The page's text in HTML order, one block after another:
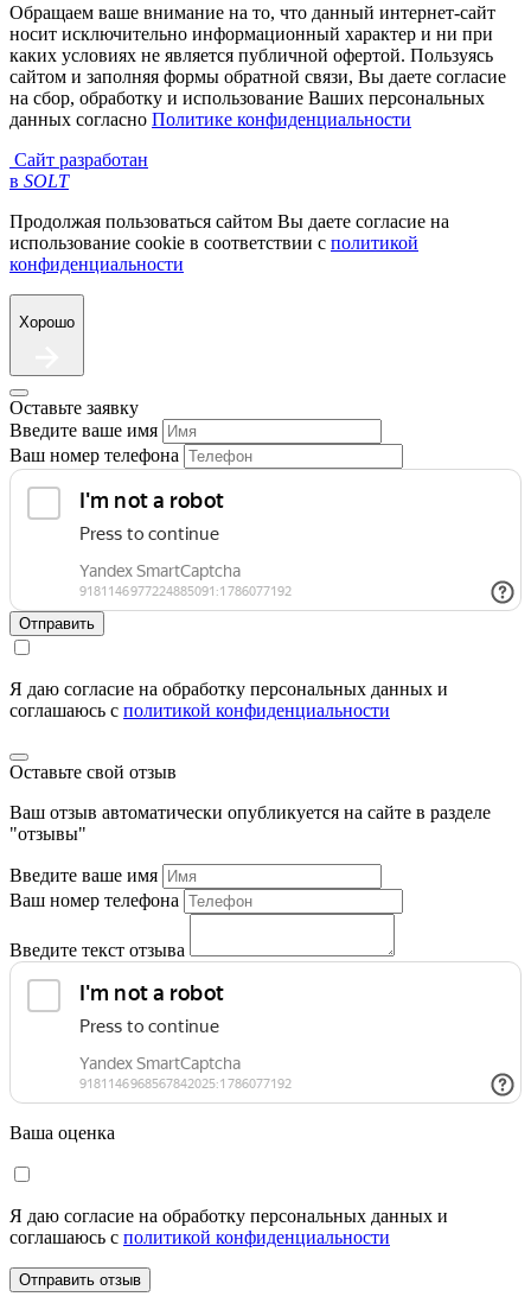
Обращаем ваше внимание на то, что данный интернет-сайт
носит исключительно информационный характер и ни при
каких условиях не является публичной офертой. Пользуясь
сайтом и заполняя формы обратной связи, Вы даете согласие
на сбор, обработку и использование Ваших персональных
данных согласно Политике конфиденциальности
Сайт разработан
в SOLT
Продолжая пользоваться сайтом Вы даете согласие на
использование cookie в соответствии с политикой
конфиденциальности
Хорошо
Оставьте заявку
Введите ваше имя
Ваш номер телефона
Отправить
Я даю согласие на обработку персональных данных и
соглашаюсь c политикой конфиденциальности
Оставьте свой отзыв
Ваш отзыв автоматически опубликуется на сайте в разделе
"отзывы"
Введите ваше имя
Ваш номер телефона
Введите текст отзыва
Ваша оценка
Я даю согласие на обработку персональных данных и
соглашаюсь c политикой конфиденциальности
Отправить отзыв